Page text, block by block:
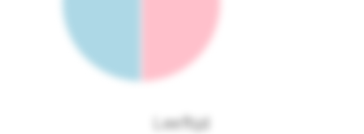
Leeftijd